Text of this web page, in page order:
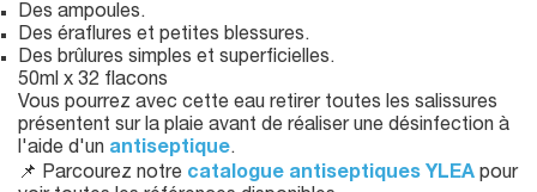
Des ampoules.
Des éraflures et petites blessures.
Des brûlures simples et superficielles.
50ml x 32 flacons
Vous pourrez avec cette eau retirer toutes les salissures
présentent sur la plaie avant de réaliser une désinfection à
l'aide d'un antiseptique.
📌 Parcourez notre catalogue antiseptiques YLEA pour